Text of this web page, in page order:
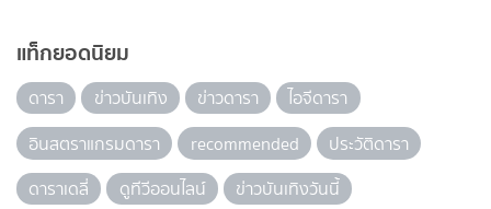
แท็กยอดนิยม
ดารา ข่าวบันเทิง ข่าวดารา
ไอจีดารา
อินสตราแกรมดารา
recommended
ประวัติดารา
ดาราเดลี่
ดูทีวีออนไลน์ ข่าวบันเทิงวันนี้